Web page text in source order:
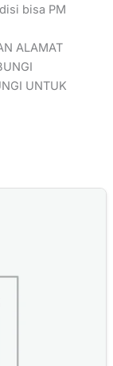
bisa PM
ALAMAT
UNTUK